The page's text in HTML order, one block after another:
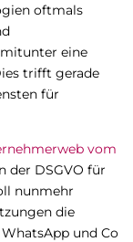
oftmals
eine
trifft gerade
für
vom
der DSGVO für
nunmehr
die
und Co